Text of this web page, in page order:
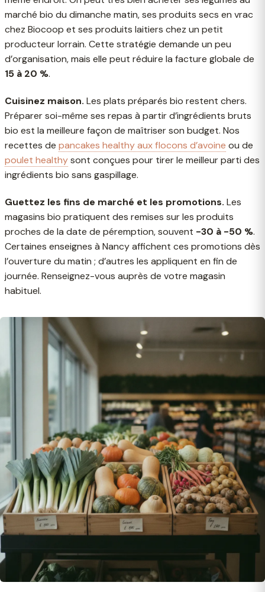
marché bio du dimanche matin, ses produits secs en vrac
chez Biocoop et ses produits laitiers chez un petit
producteur lorrain. Cette stratégie demande un peu
d’organisation, mais elle peut réduire la facture globale de
15 à 20 %.
Cuisinez maison. Les plats préparés bio restent chers.
Préparer soi-même ses repas à partir d’ingrédients bruts
bio est la meilleure façon de maîtriser son budget. Nos
recettes de pancakes healthy aux flocons d’avoine ou de
poulet healthysont conçues pour tirer le meilleur parti des
ingrédients bio sans gaspillage.
Guettez les fins de marché et les promotions. Les
magasins bio pratiquent des remises sur les produits
proches de la date de péremption, souvent -30 à -50 %.
Certaines enseignes à Nancy affichent ces promotions dès
l’ouverture du matin ; d’autres les appliquent en fin de
journée. Renseignez-vous auprès de votre magasin
habituel.